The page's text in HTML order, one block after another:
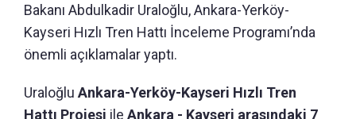
Bakanı Abdulkadir Uraloğlu, Ankara-Yerköy-
Kayseri Hızlı Tren Hattı İnceleme Programı’nda
önemli açıklamalar yaptı.
Uraloğlu Ankara-Yerköy-Kayseri Hızlı Tren
Hattı Projesi ile Ankara - Kayseri arasındaki 7